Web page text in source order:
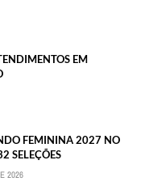
EM
FEMININA 2027 NO
SELEÇÕES
2026